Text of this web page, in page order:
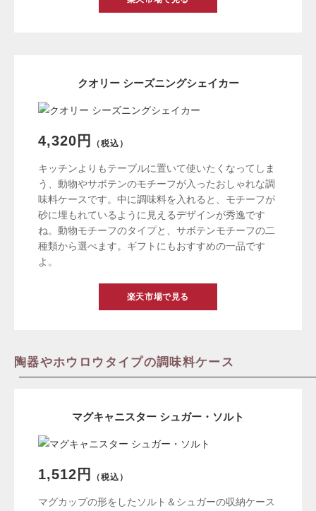
クオリー シーズニングシェイカー
4,320円 （税込）
キッチンよりもテーブルに置いて使いたくなってしま
う、動物やサボテンのモチーフが入ったおしゃれな調
味料ケースです。中に調味料を入れると、モチーフが
砂に埋もれているように見えるデザインが秀逸です
ね。動物モチーフのタイプと、サボテンモチーフの二
種類から選べます。ギフトにもおすすめの一品です
よ。
楽天市場で見る
陶器やホウロウタイプの調味料ケース
マグキャニスター シュガー・ソルト
1,512円 （税込）
マグカップの形をしたソルト＆シュガーの収納ケース